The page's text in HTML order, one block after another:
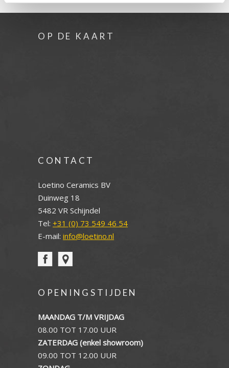
OP DE KAART
CONTACT
Loetino Ceramics BV
Duinweg 18
5482 VR Schijndel
Tel: +31 (0) 73 549 46 54
E-mail: info@loetino.nl
OPENINGSTIJDEN
MAANDAG T/M VRIJDAG
08.00 TOT 17.00 UUR
ZATERDAG (enkel showroom)
09.00 TOT 12.00 UUR